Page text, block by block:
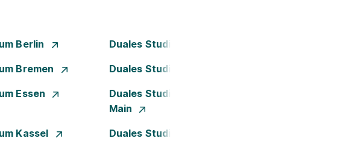
Berlin Duales Studium Bielefeld
Bremen Duales Studium Dortmund
Essen
Duales Studium Frankfurt am
Main
Kassel Duales Studium Köln